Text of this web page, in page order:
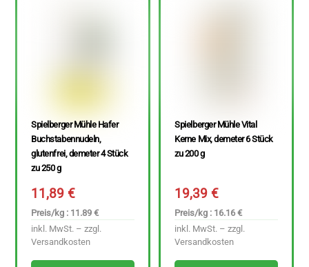
Spielberger Mühle Hafer
Buchstabennudeln,
glutenfrei, demeter 4 Stück
zu 250 g
11,89€
Preis/kg : 11.89 €
inkl. MwSt. – zzgl.
Versandkosten
Spielberger Mühle Vital
Kerne Mix, demeter 6 Stück
zu 200 g
19,39€
Preis/kg : 16.16 €
inkl. MwSt. – zzgl.
Versandkosten